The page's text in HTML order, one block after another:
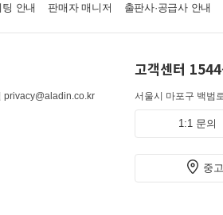
팅 안내 판매자 매니저 출판사·공급사 안내
privacy@aladin.co.kr
고객센터
서울시 마포구 백범
1:1 문의
중